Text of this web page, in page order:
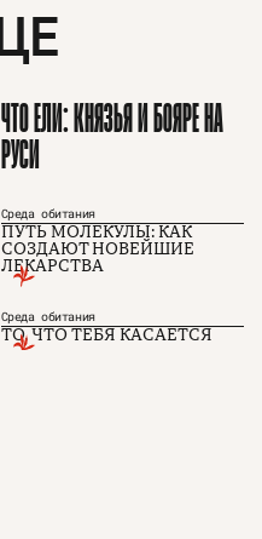
ЧТО ЕЛИ: КНЯЗЬЯ И БОЯРЕ НА
РУСИ
Среда обитания
ПУТЬ МОЛЕКУЛЫ: КАК
СОЗДАЮТ НОВЕЙШИЕ
ЛЕКАРСТВА
Среда обитания
ТО, ЧТО ТЕБЯ КАСАЕТСЯ
16+